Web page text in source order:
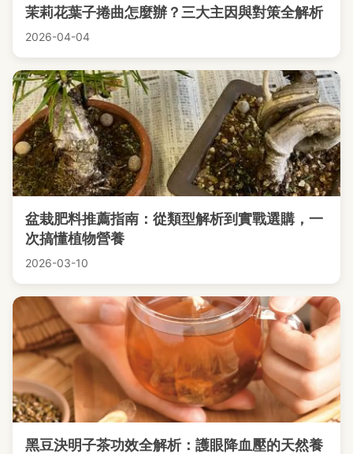
茉莉花葉子捲曲怎麼辦？三大主因與對策全解析
2026-04-04
盆栽肥料推薦指南：從類型解析到實戰選購，一
次搞懂植物營養
2026-03-10
黑豆決明子茶功效全解析：護眼降血壓的天然養